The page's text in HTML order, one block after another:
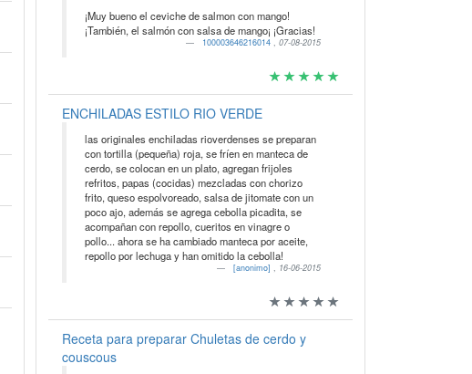
¡Muy bueno el ceviche de salmon con mango!
¡También, el salmón con salsa de mango¡ ¡Gracias!
100003646216014,07-08-2015
ENCHILADAS ESTILO RIO VERDE
las originales enchiladas rioverdenses se preparan
con tortilla (pequeña) roja, se fríen en manteca de
cerdo, se colocan en un plato, agregan frijoles
refritos, papas (cocidas) mezcladas con chorizo
frito, queso espolvoreado, salsa de jitomate con un
poco ajo, además se agrega cebolla picadita, se
acompañan con repollo, cueritos en vinagre o
pollo... ahora se ha cambiado manteca por aceite,
repollo por lechuga y han omitido la cebolla!
[anonimo], 16-06-2015
Receta para preparar Chuletas de cerdo y
couscous